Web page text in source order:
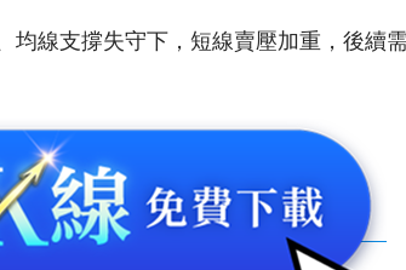
均線支撐失守下，短線賣壓加重，後續